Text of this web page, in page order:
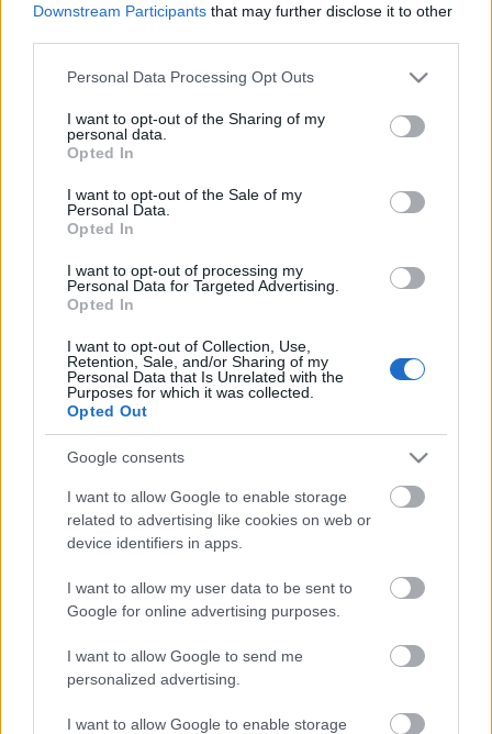
Downstream Participants that may further disclose it to other
Please note that this website/app uses one or more Google
not limited to your visit or usage behaviour. You may click to
grant or deny consent to Google and its third-party tags to
use your data for below specified purposes in below Google
consent section.
Personal Data Processing Opt Outs
I want to opt-out of the Sharing of my
personal data.
Opted In
I want to opt-out of the Sale of my
Personal Data.
Opted In
I want to opt-out of processing my
Personal Data for Targeted Advertising.
Opted In
I want to opt-out of Collection, Use,
Retention, Sale, and/or Sharing of my
Personal Data that Is Unrelated with the
Purposes for which it was collected.
Opted Out
Google consents
I want to allow Google to enable storage
related to advertising like cookies on web or
device identifiers in apps.
I want to allow my user data to be sent to
Google for online advertising purposes.
I want to allow Google to send me
personalized advertising.
I want to allow Google to enable storage
Ezért veszélyes idős
autót venni használtan
A tavalyi évben három rekord is
megdőlt az autópiacon: soha ennyi
használtautó nem cserélt gazdát,
minden eddiginél több importált
használtautó került forgalomba és a
magyar autóállomány átlagos kora
közlekedésbiztonsági szempontból
rossz hír. A Központi…
1